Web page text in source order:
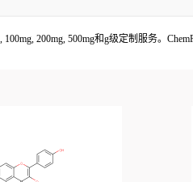
200mg, 500mg和g级定制服务。